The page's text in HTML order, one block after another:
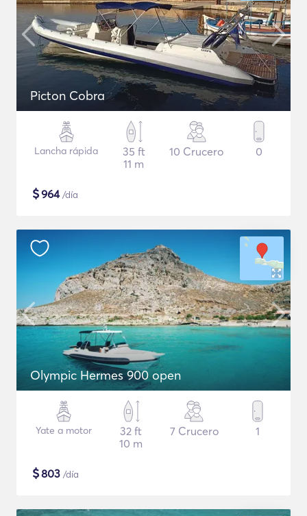
Picton Cobra
Lancha rápida
35 ft
11 m
10 Crucero 0
$964/día
Olympic Hermes 900 open
Yate a motor
32 ft
10 m
7 Crucero 1
$803 /día